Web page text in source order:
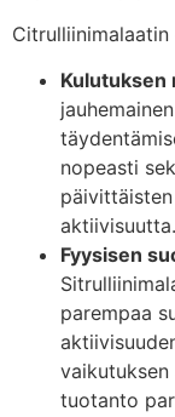
Citrulliinimalaatin
Kulutuksen
nopeasti
aktiivisuutta.
Fyysisen
parempaa
tuotanto